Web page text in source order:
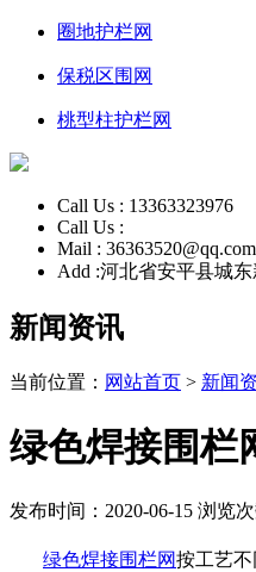
圈地护栏网
保税区围网
桃型柱护栏网
Call Us : 13363323976
Call Us :
Mail : 36363520@qq.com
Add :河北省安平县城
新闻资讯
当前位置： 网站首页 > 新闻
绿色焊接围栏
发布时间：2020-06-15 浏览次
绿色焊接围栏网按工艺